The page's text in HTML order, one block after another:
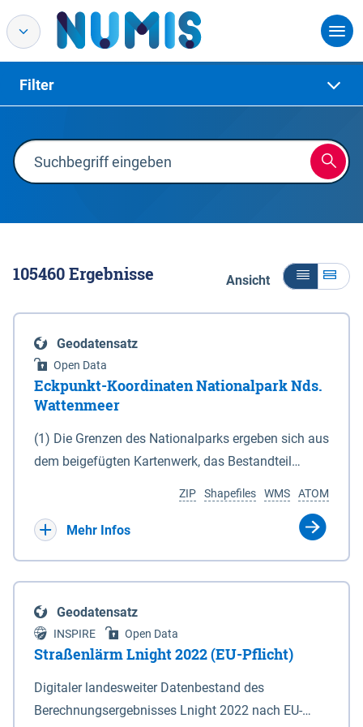
Filter
105460Ergebnisse Ansicht
Geodatensatz
Open Data
Eckpunkt-Koordinaten Nationalpark Nds.
Wattenmeer
(1) Die Grenzen des Nationalparks ergeben sich aus
dem beigefügten Kartenwerk, das Bestandteil
(DTK) im Maßstab 1 : 100 000 (Anlage 2), 2.
verkleinerte Amtliche Karte 1 : 5 000 (AK5) im
projizierte Koordinaten im Europäischen
Terrestrischen Referenzsystem 1989 (ETRS 89) mit
der Universalen Transversalen Mercator-Abbildung
bezogen auf die Zone 32 N (UTM 32N) dargestellt
(Anlage 4); Gleiches gilt für die geografischen
ATOM
WMS
Shapefiles
ZIP
Mehr Infos
Geodatensatz
INSPIRE Open Data
Straßenlärm Lnight 2022 (EU-Pflicht)
Digitaler landesweiter Datenbestand des
Berechnungsergebnisses Lnight 2022 nach EU-